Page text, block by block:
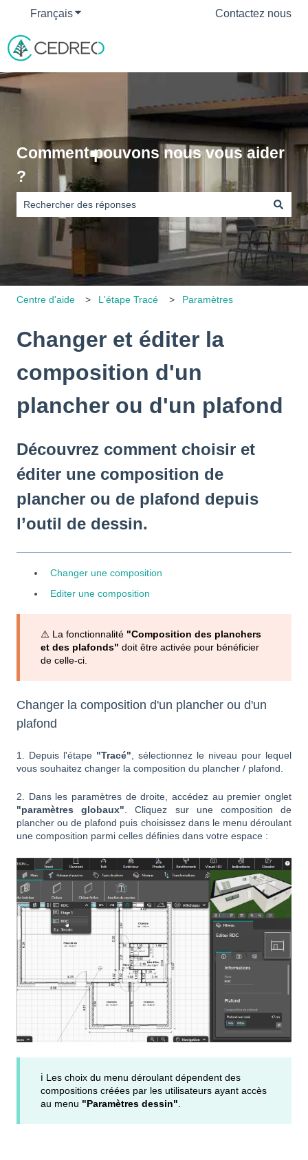
FrançaisAfficher le sous-menu pour les traductions
Contactez nous
Comment pouvons nous vous aider
?
Il n'y a aucune suggestion car le champ de recherche est
Centre d'aide L'étape Tracé Paramètres
Changer et éditer la
composition d'un
plancher ou d'un plafond
Découvrez comment choisir et
éditer une composition de
plancher ou de plafond depuis
l’outil de dessin.
Changer une composition
Editer une composition
⚠️ La fonctionnalité "Composition des planchers
et des plafonds" doit être activée pour bénéficier
de celle-ci.
Changer la composition d'un plancher ou d'un
plafond
1. Depuis l'étape "Tracé" , sélectionnez le niveau pour lequel
vous souhaitez changer la composition du plancher / plafond.
2. Dans les paramètres de droite, accédez au premier onglet
"paramètres globaux" . Cliquez sur une composition de
plancher ou de plafond puis choisissez dans le menu déroulant
une composition parmi celles définies dans votre espace :
ℹ️ Les choix du menu déroulant dépendent des
compositions créées par les utilisateurs ayant accès
au menu "Paramètres dessin".